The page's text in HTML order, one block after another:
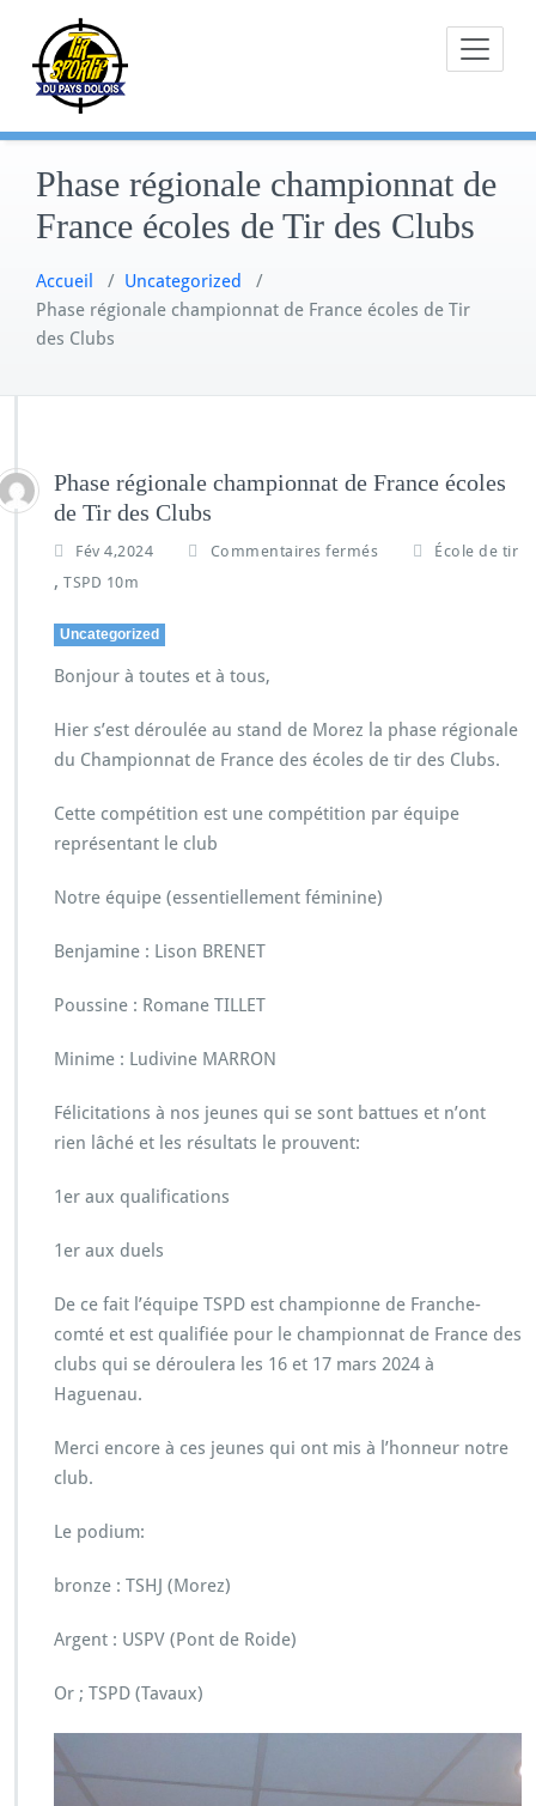
content
Phase régionale championnat de
France écoles de Tir des Clubs
Accueil / Uncategorized
/
Phase régionale championnat de France écoles de Tir
des Clubs
Phase régionale championnat de France écoles
de Tir des Clubs
Fév 4,2024 Commentaires fermés École de tir
, TSPD 10m
Uncategorized
Bonjour à toutes et à tous,
Hier s’est déroulée au stand de Morez la phase régionale
du Championnat de France des écoles de tir des Clubs.
Cette compétition est une compétition par équipe
représentant le club
Notre équipe (essentiellement féminine)
Benjamine : Lison BRENET
Poussine : Romane TILLET
Minime : Ludivine MARRON
Félicitations à nos jeunes qui se sont battues et n’ont
rien lâché et les résultats le prouvent:
1er aux qualifications
1er aux duels
De ce fait l’équipe TSPD est championne de Franche-
comté et est qualifiée pour le championnat de France des
clubs qui se déroulera les 16 et 17 mars 2024 à
Haguenau.
Merci encore à ces jeunes qui ont mis à l’honneur notre
club.
Le podium:
bronze : TSHJ (Morez)
Argent : USPV (Pont de Roide)
Or ; TSPD (Tavaux)